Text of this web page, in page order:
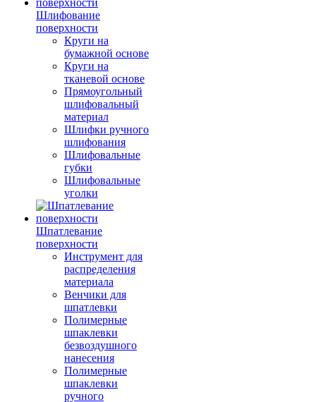
Шлифование
поверхности
Круги на
бумажной основе
Круги на
тканевой основе
Прямоугольный
шлифовальный
материал
Шлифки ручного
шлифования
Шлифовальные
губки
Шлифовальные
уголки
Шпатлевание
поверхности
Инструмент для
распределения
материала
Венчики для
шпатлевки
Полимерные
шпаклевки
безвоздушного
нанесения
Полимерные
шпаклевки
ручного